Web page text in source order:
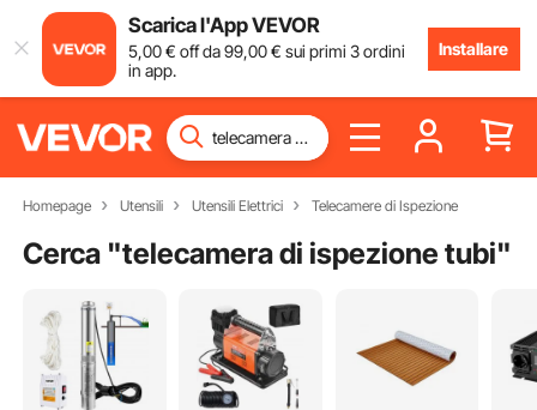
Scarica l'App VEVOR
5,00€ off da99,00€ sui primi 3 ordini
in app.
Installare
Homepage Utensili Utensili Elettrici Telecamere di Ispezione
Cerca "telecamera di ispezione tubi"